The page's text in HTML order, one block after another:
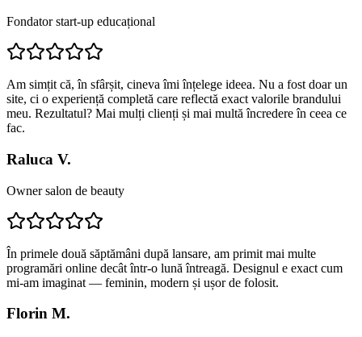
Fondator start-up educațional
Am simțit că, în sfârșit, cineva îmi înțelege ideea. Nu a fost doar un
site, ci o experiență completă care reflectă exact valorile brandului
meu. Rezultatul? Mai mulți clienți și mai multă încredere în ceea ce
fac.
Raluca V.
Owner salon de beauty
În primele două săptămâni după lansare, am primit mai multe
programări online decât într-o lună întreagă. Designul e exact cum
mi-am imaginat — feminin, modern și ușor de folosit.
Florin M.